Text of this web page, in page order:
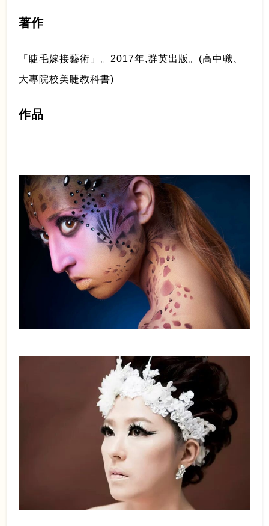
著作
「睫毛嫁接藝術」。2017年,群英出版。(高中職、
大專院校美睫教科書)
作品